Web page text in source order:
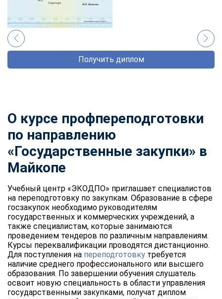
Получить диплом
О курсе профпереподготовки
по направлению
«Государственные закупки» в
Майкопе
Учебный центр «ЭКОДПО» приглашает специалистов
на переподготовку по закупкам. Образование в сфере
госзакупок необходимо руководителям
государственных и коммерческих учреждений, а
также специалистам, которые занимаются
проведением тендеров по различным направлениям.
Курсы переквалификации проводятся дистанционно.
Для поступления на переподготовку требуется
наличие среднего профессионального или высшего
образования. По завершении обучения слушатель
освоит новую специальность в области управления
государственными закупками, получат диплом